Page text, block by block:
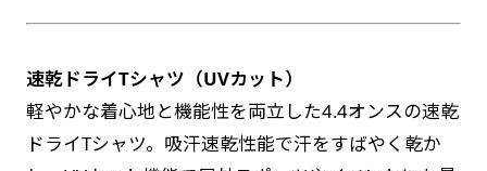
速乾ドライTシャツ（UVカット）
軽やかな着心地と機能性を両立した4.4オンスの速乾
ドライTシャツ。吸汗速乾性能で汗をすばやく乾か
ます。（レギュラーのれん縦50cm／レギュラー
スリムのれん縦30cm）お店の入口付近の装飾に
是非！
お急ぎ［ +330円 ］
お急ぎは翌営業日発送（基本12時締め切り)枚数
によって対応できない場合、ギリギリでも対応